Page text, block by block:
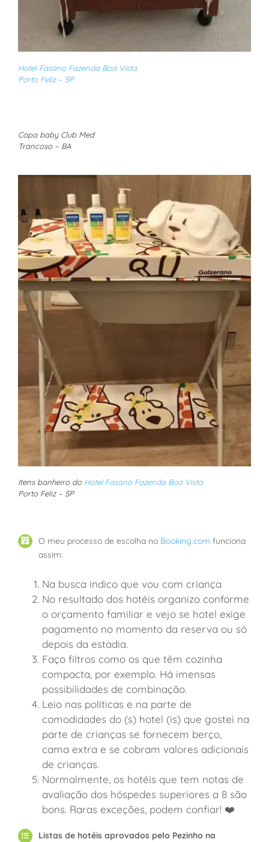
Hotel Fasano Fazenda Boa Vista
Porto Feliz – SP
Copa baby Club Med
Trancoso – BA
Itens banheiro do Hotel Fasano Fazenda Boa Vista
Porto Feliz – SP
O meu processo de escolha no Booking.com funciona
assim:
Na busca indico que vou com criança
No resultado dos hotéis organizo conforme
o orçamento familiar e vejo se hotel exige
pagamento no momento da reserva ou só
depois da estadia.
Faço filtros como os que têm cozinha
compacta, por exemplo. Há imensas
possibilidades de combinação.
Leio nas políticas e na parte de
comodidades do (s) hotel (is) que gostei na
parte de crianças se fornecem berço,
cama extra e se cobram valores adicionais
de crianças.
Normalmente, os hotéis que tem notas de
avaliação dos hóspedes superiores a 8 são
bons. Raras exceções, podem confiar! ❤️
Listas de hotéis aprovados pelo Pezinho na